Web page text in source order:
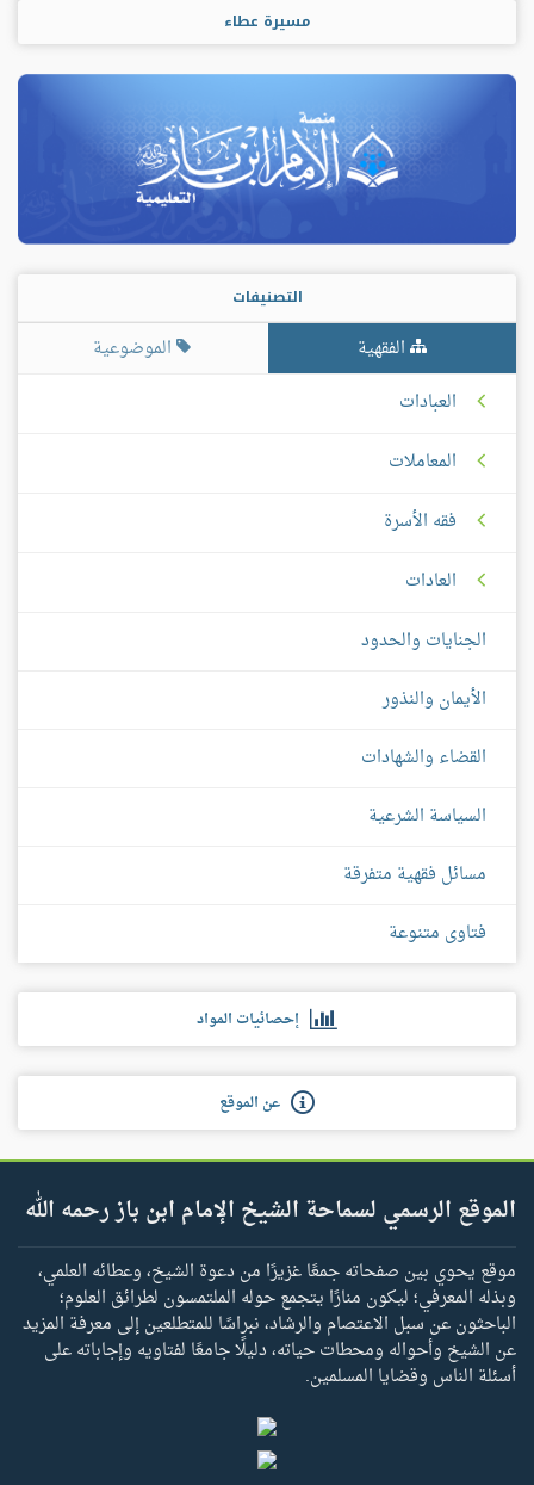
مسيرة عطاء
التصنيفات
الفقهية
الموضوعية
العبادات
المعاملات
فقه الأسرة
العادات
الجنايات والحدود
الأيمان والنذور
القضاء والشهادات
السياسة الشرعية
مسائل فقهية متفرقة
فتاوى متنوعة
إحصائيات المواد
عن الموقع
الموقع الرسمي لسماحة الشيخ الإمام ابن باز رحمه الله
موقع يحوي بين صفحاته جمعًا غزيرًا من دعوة الشيخ، وعطائه العلمي،
وبذله المعرفي؛ ليكون منارًا يتجمع حوله الملتمسون لطرائق العلوم؛
الباحثون عن سبل الاعتصام والرشاد، نبراسًا للمتطلعين إلى معرفة المزيد
عن الشيخ وأحواله ومحطات حياته، دليلًا جامعًا لفتاويه وإجاباته على
أسئلة الناس وقضايا المسلمين.